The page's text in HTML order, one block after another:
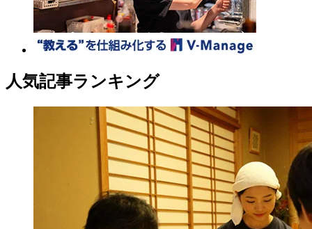
人気記事ランキング